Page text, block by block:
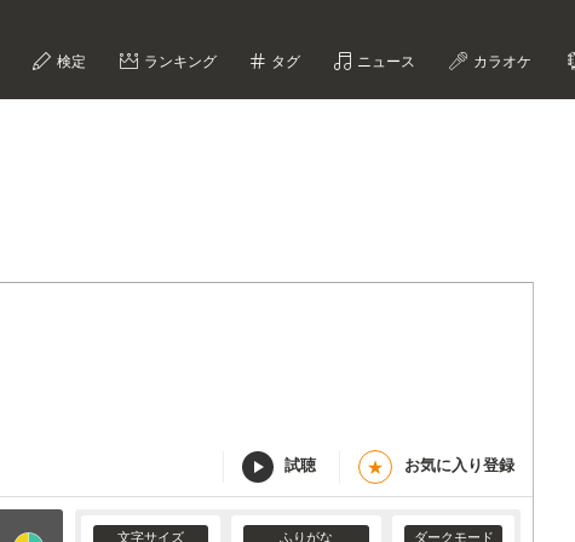
検定 ランキング タグ ニュース カラオケ
試聴 ★ お気に入り登録
文字サイズ ふりがな ダークモード